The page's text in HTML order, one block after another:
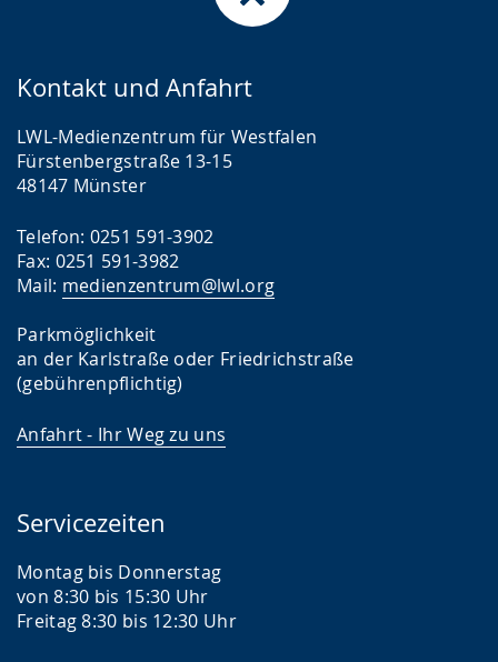
Kontakt und Anfahrt
LWL-Medienzentrum für Westfalen
Fürstenbergstraße 13-15
48147 Münster
Telefon: 0251 591-3902
Fax: 0251 591-3982
Mail: medienzentrum@lwl.org
Parkmöglichkeit
an der Karlstraße oder Friedrichstraße
(gebührenpflichtig)
Anfahrt - Ihr Weg zu uns
Servicezeiten
Montag bis Donnerstag
von 8:30 bis 15:30 Uhr
Freitag 8:30 bis 12:30 Uhr